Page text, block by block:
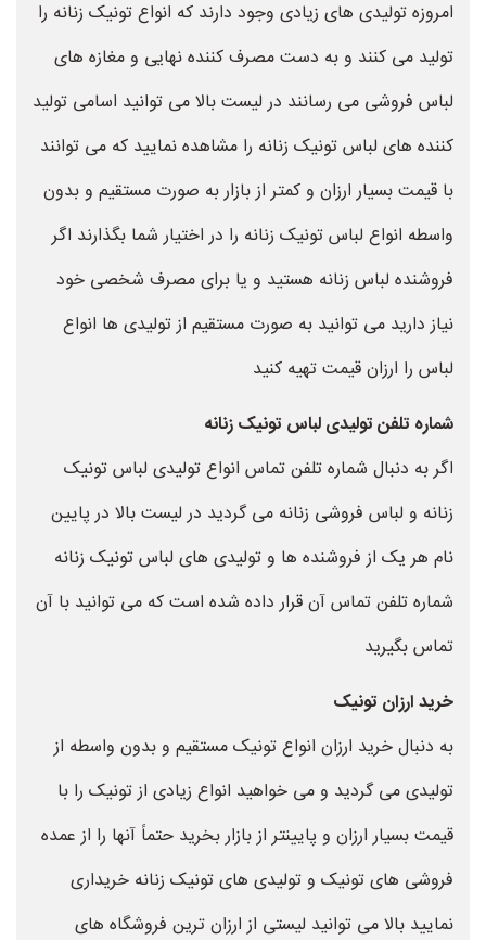
امروزه تولیدی های زیادی وجود دارند که انواع تونیک زنانه را
تولید می کنند و به دست مصرف کننده نهایی و مغازه های
لباس فروشی می رسانند در لیست بالا می توانید اسامی تولید
کننده های لباس تونیک زنانه را مشاهده نمایید که می توانند
با قیمت بسیار ارزان و کمتر از بازار به صورت مستقیم و بدون
واسطه انواع لباس تونیک زنانه را در اختیار شما بگذارند اگر
فروشنده لباس زنانه هستید و یا برای مصرف شخصی خود
نیاز دارید می توانید به صورت مستقیم از تولیدی ها انواع
لباس را ارزان قیمت تهیه کنید
شماره تلفن تولیدی لباس تونیک زنانه
اگر به دنبال شماره تلفن تماس انواع تولیدی لباس تونیک
زنانه و لباس فروشی زنانه می گردید در لیست بالا در پایین
نام هر یک از فروشنده ها و تولیدی های لباس تونیک زنانه
شماره تلفن تماس آن قرار داده شده است که می توانید با آن
تماس بگیرید
خرید ارزان تونیک
به دنبال خرید ارزان انواع تونیک مستقیم و بدون واسطه از
تولیدی می گردید و می خواهید انواع زیادی از تونیک را با
قیمت بسیار ارزان و پایینتر از بازار بخرید حتماً آنها را از عمده
فروشی های تونیک و تولیدی های تونیک زنانه خریداری
نمایید بالا می توانید لیستی از ارزان ترین فروشگاه های